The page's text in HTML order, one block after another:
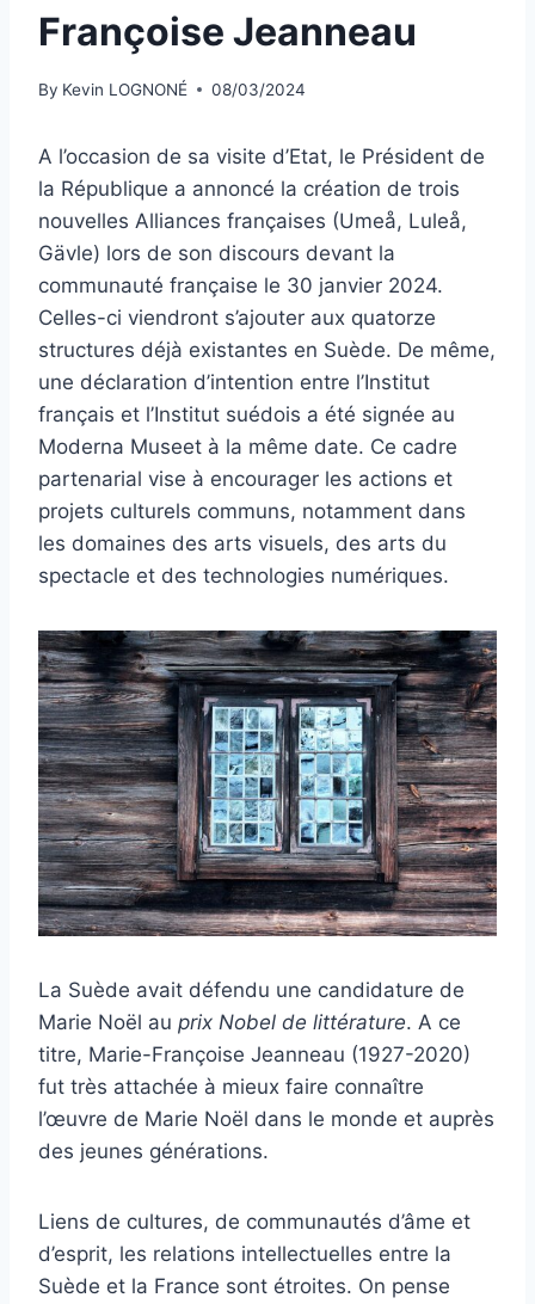
Françoise Jeanneau
By Kevin LOGNONÉ 08/03/2024
A l’occasion de sa visite d’Etat, le Président de
la République a annoncé la création de trois
nouvelles Alliances françaises (Umeå, Luleå,
Gävle) lors de son discours devant la
communauté française le 30 janvier 2024.
Celles-ci viendront s’ajouter aux quatorze
structures déjà existantes en Suède. De même,
une déclaration d’intention entre l’Institut
français et l’Institut suédois a été signée au
Moderna Museet à la même date. Ce cadre
partenarial vise à encourager les actions et
projets culturels communs, notamment dans
les domaines des arts visuels, des arts du
spectacle et des technologies numériques.
La Suède avait défendu une candidature de
Marie Noël au prix Nobel de littérature. A ce
titre, Marie-Françoise Jeanneau (1927-2020)
fut très attachée à mieux faire connaître
l’œuvre de Marie Noël dans le monde et auprès
des jeunes générations.
Liens de cultures, de communautés d’âme et
d’esprit, les relations intellectuelles entre la
Suède et la France sont étroites. On pense